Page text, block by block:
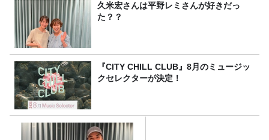
久米宏さんは平野レミさんが好きだっ
た？？
『CITY CHILL CLUB』8月のミュージッ
クセレクターが決定！